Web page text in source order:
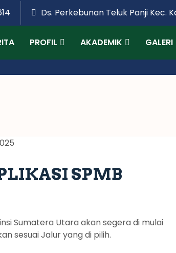
Ds. Perkebunan Teluk Panji Kec.
PROFIL AKADEMIK GALERI
SPMB
Sumatera Utara akan segera di mulai
sesuai Jalur yang di pilih.